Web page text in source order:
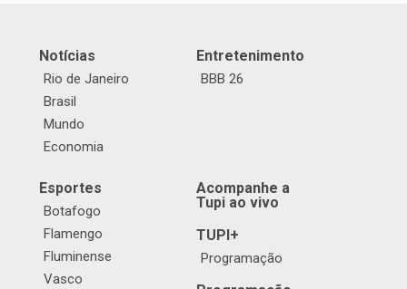
Notícias
Rio de Janeiro
Brasil
Mundo
Economia
Entretenimento
BBB 26
Esportes
Botafogo
Flamengo
Fluminense
Vasco
Acompanhe a
Tupi ao vivo
TUPI+
Programação